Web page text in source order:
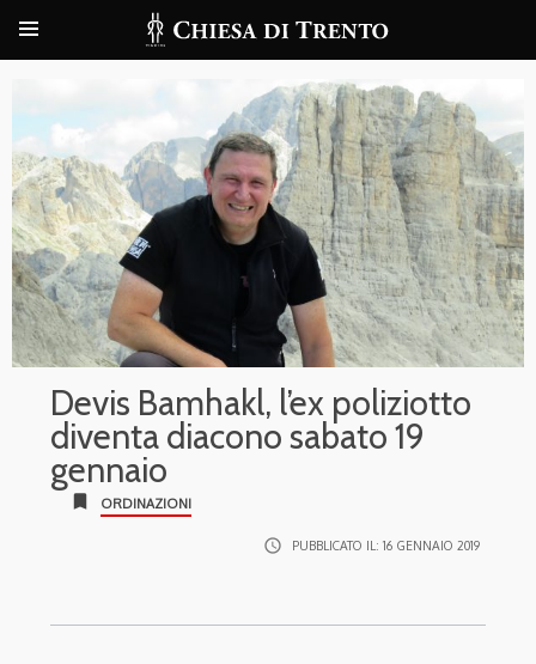
Devis Bamhakl, l’ex poliziotto
diventa diacono sabato 19
gennaio
bookmark ORDINAZIONI
access_time PUBBLICATO IL: 16 GENNAIO 2019